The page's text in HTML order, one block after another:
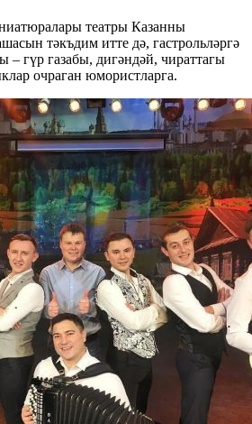
театры Казанны
тәкъдим итте дә, гастрольләргә
гүр газабы, дигәндәй, чираттагы
очраган юмористларга.